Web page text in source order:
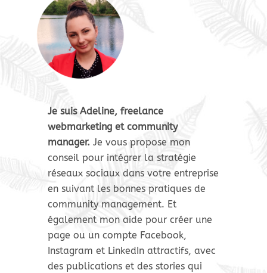
Je suis Adeline, freelance
webmarketing et community
manager. Je vous propose mon
conseil pour intégrer la stratégie
réseaux sociaux dans votre entreprise
en suivant les bonnes pratiques de
community management. Et
également mon aide pour créer une
page ou un compte Facebook,
Instagram et LinkedIn attractifs, avec
des publications et des stories qui